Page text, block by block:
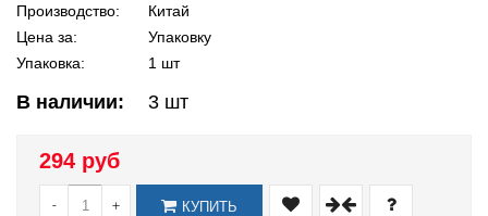
Производство:
Китай
Цена за:
Упаковку
Упаковка:
1 шт
В наличии: 3 шт
294 руб
- + КУПИТЬ